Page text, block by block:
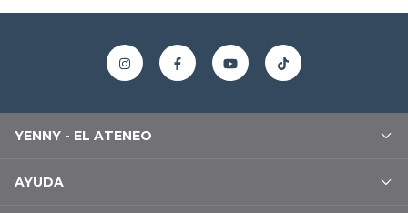
YENNY - EL ATENEO
AYUDA